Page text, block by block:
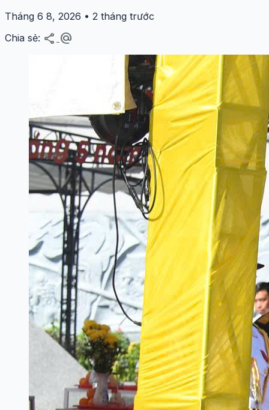
Tháng 6 8, 2026 • 2 tháng trước
Chia sẻ: share alternate_email